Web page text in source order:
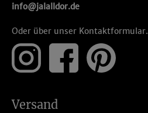
info@jalalldor.de
Oder über unser Kontaktformular.
Versand